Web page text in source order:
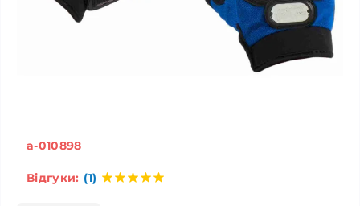
a-010898
Відгуки: (1)